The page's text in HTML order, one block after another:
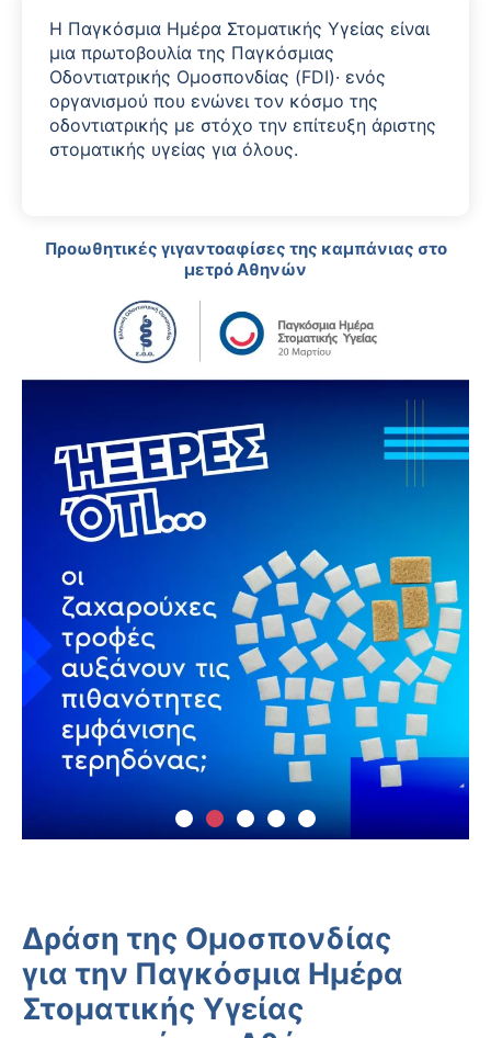
Προωθητικές γιγαντοαφίσες της καμπάνιας στο
μετρό Αθηνών
Η Παγκόσμια Ημέρα Στοματικής Υγείας είναι
μια πρωτοβουλία της Παγκόσμιας
Οδοντιατρικής Ομοσπονδίας (FDI)· ενός
οργανισμού που ενώνει τον κόσμο της
οδοντιατρικής με στόχο την επίτευξη άριστης
στοματικής υγείας για όλους.
Δράση της Ομοσπονδίας
για την Παγκόσμια Ημέρα
Στοματικής Υγείας